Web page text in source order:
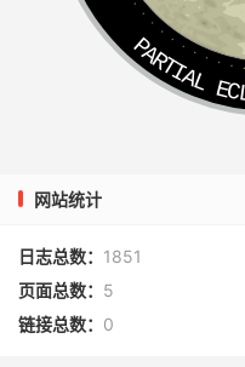
PARTIAL
网站统计
日志总数： 1851
页面总数： 5
链接总数： 0